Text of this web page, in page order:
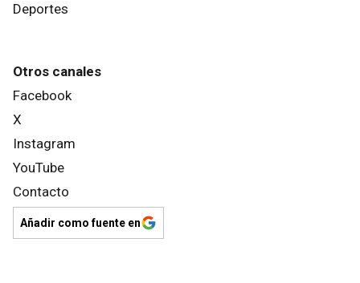
Deportes
Otros canales
Facebook
X
Instagram
YouTube
Contacto
Añadir como fuente en